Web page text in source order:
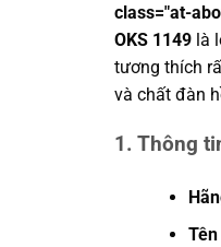
class="at-
OKS 1149là
tương thích
và chất đàn
1. Thông